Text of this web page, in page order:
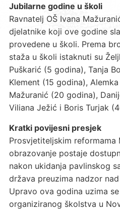
Jubilarne godine u školi
Ravnatelj OŠ Ivana
djelatnike koji ove godine
provedene u školi. Prema
staža u školi istaknuti su
Puškarić (5 godina), Tanja
Klement (15 godina),
Mažuranić (20 godina),
Viliana Ježić i Boris Turjak
Kratki povijesni presjek
Prosvjetiteljskim reformama
obrazovanje postaje
nakon ukidanja pavlinskog
država preuzima nadzor
Upravo ova godina uzima
organiziranog školstva u